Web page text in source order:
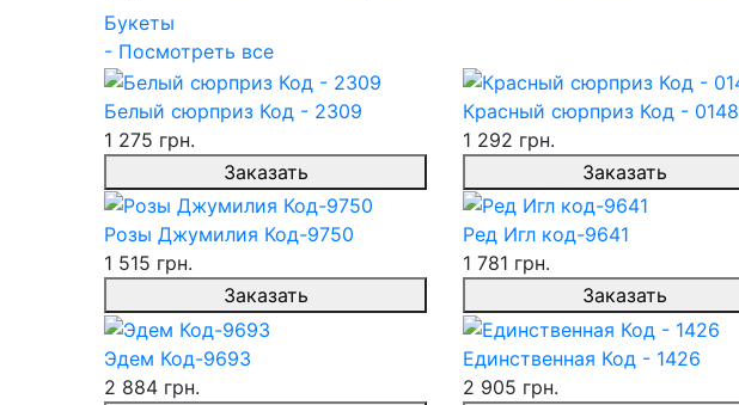
Букеты
- Посмотреть все
Белый сюрприз Код - 2309
1 275 грн.
Заказать
Красный сюрприз Код - 0148
1 292 грн.
Заказать
Розы Джумилия Код-9750
1 515 грн.
Заказать
Ред Игл код-9641
1 781 грн.
Заказать
Эдем Код-9693
2 884 грн.
Единственная Код - 1426
2 905 грн.